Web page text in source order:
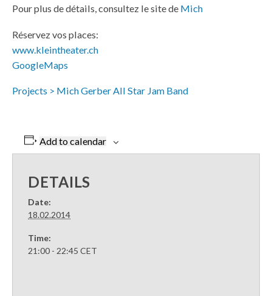
Pour plus de détails, consultez le site de Mich
Réservez vos places:
www.kleintheater.ch
GoogleMaps
Projects > Mich Gerber All Star Jam Band
Add to calendar
DETAILS
Date:
18.02.2014
Time:
21:00 - 22:45CET